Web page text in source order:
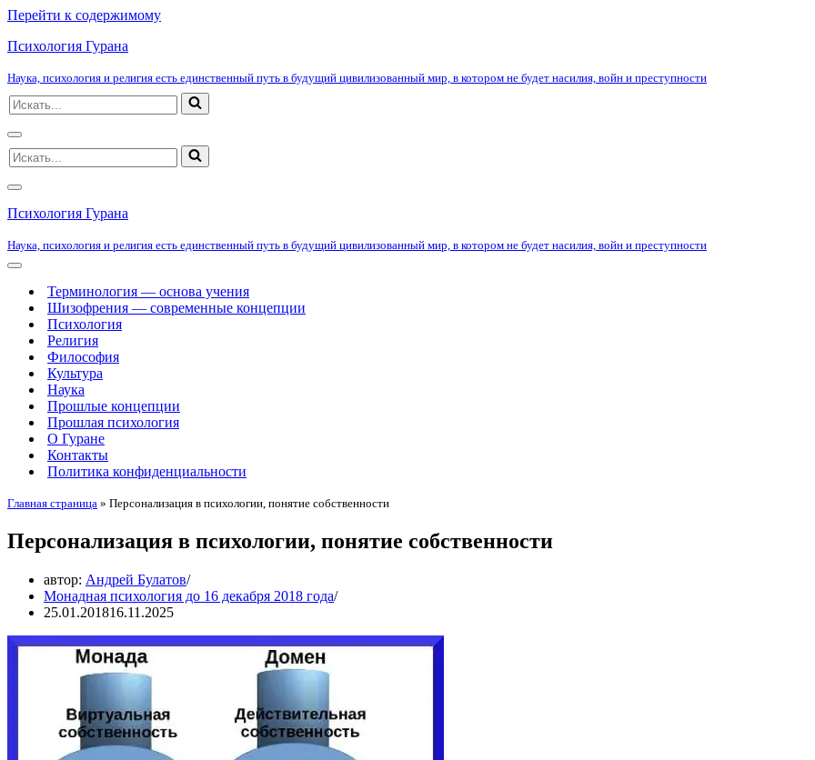
Перейти к содержимому
Психология Гурана
Наука, психология и религия есть единственный путь в будущий цивилизованный мир, в котором не будет насилия, войн и преступности
Искать...
Меню
навигации
Искать...
Меню
навигации
Психология Гурана
Наука, психология и религия есть единственный путь в будущий цивилизованный мир, в котором не будет насилия, войн и преступности
Меню
навигацииТерминология — основа учения
Шизофрения — современные концепции
Психология
Религия
Философия
Культура
Наука
Прошлые концепции
Прошлая психология
О Гуране
Контакты
Политика конфиденциальности
Главная страница » Персонализация в психологии, понятие собственности
Персонализация в психологии, понятие собственности
автор: Андрей Булатов
Монадная психология до 16 декабря 2018 года
25.01.201816.11.2025